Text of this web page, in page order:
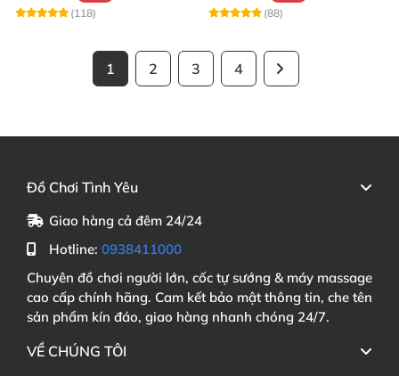
(118)
(88)
1 2 3 4
Đồ Chơi Tình Yêu
Giao hàng cả đêm 24/24
Hotline: 0938411000
Chuyên đồ chơi người lớn, cốc tự sướng & máy massage
cao cấp chính hãng. Cam kết bảo mật thông tin, che tên
sản phẩm kín đáo, giao hàng nhanh chóng 24/7.
VỀ CHÚNG TÔI